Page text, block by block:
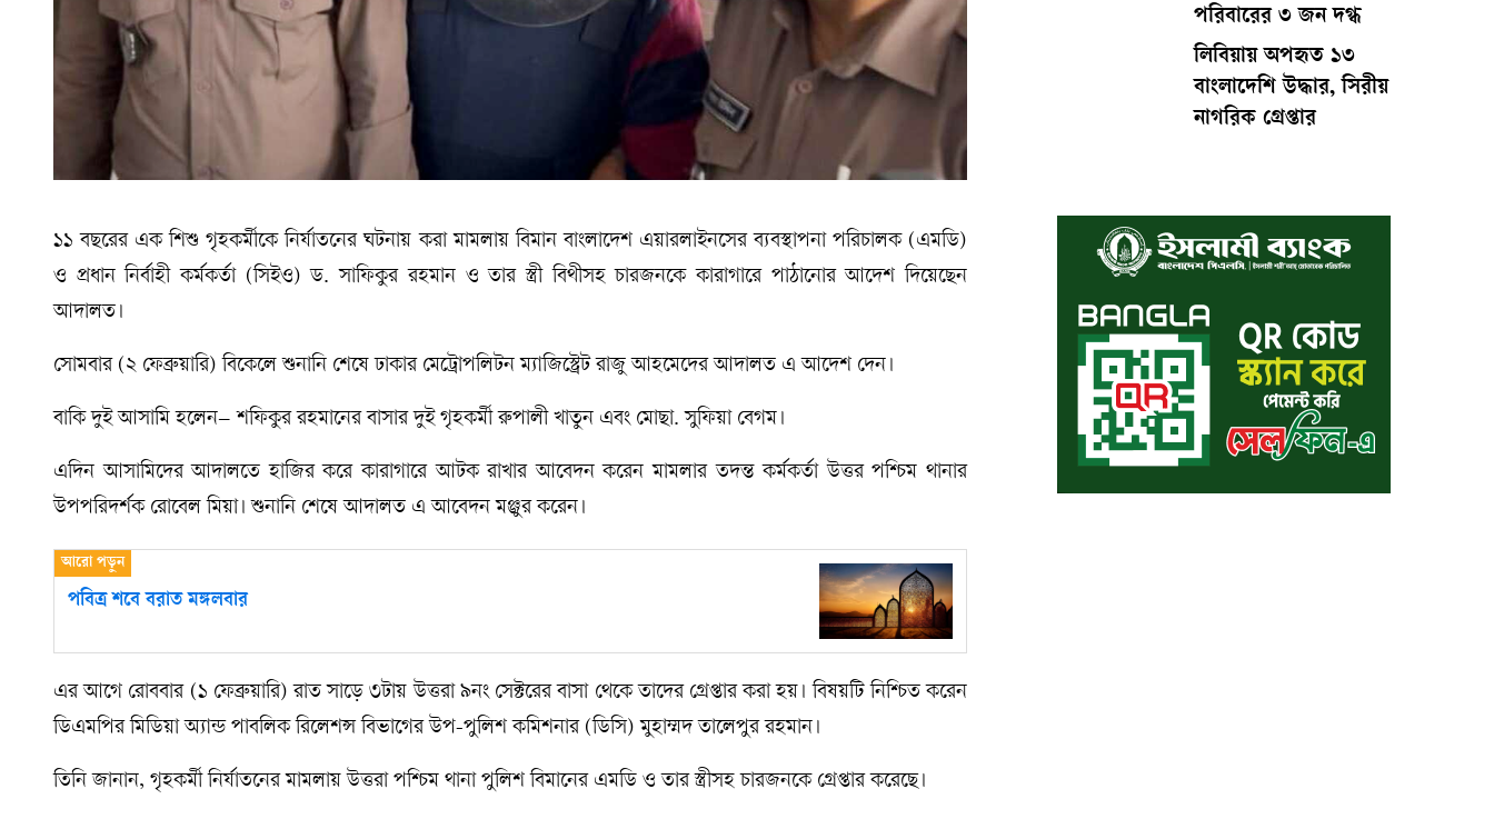
১১ বছরের এক শিশু গৃহকর্মীকে নির্যাতনের ঘটনায় করা মামলায় বিমান বাংলাদেশ এয়ারলাইনসের ব্যবস্থাপনা পরিচালক (এমডি)
ও প্রধান নির্বাহী কর্মকর্তা (সিইও) ড. সাফিকুর রহমান ও তার স্ত্রী বিথীসহ চারজনকে কারাগারে পাঠানোর আদেশ দিয়েছেন
আদালত।
সোমবার (২ ফেব্রুয়ারি) বিকেলে শুনানি শেষে ঢাকার মেট্রোপলিটন ম্যাজিস্ট্রেট রাজু আহমেদের আদালত এ আদেশ দেন।
বাকি দুই আসামি হলেন– শফিকুর রহমানের বাসার দুই গৃহকর্মী রুপালী খাতুন এবং মোছা. সুফিয়া বেগম।
এদিন আসামিদের আদালতে হাজির করে কারাগারে আটক রাখার আবেদন করেন মামলার তদন্ত কর্মকর্তা উত্তর পশ্চিম থানার
উপপরিদর্শক রোবেল মিয়া। শুনানি শেষে আদালত এ আবেদন মঞ্জুর করেন।
পবিত্র শবে বরাত মঙ্গলবার
এর আগে রোববার (১ ফেব্রুয়ারি) রাত সাড়ে ৩টায় উত্তরা ৯নং সেক্টরের বাসা থেকে তাদের গ্রেপ্তার করা হয়। বিষয়টি নিশ্চিত করেন
ডিএমপির মিডিয়া অ্যান্ড পাবলিক রিলেশন্স বিভাগের উপ-পুলিশ কমিশনার (ডিসি) মুহাম্মদ তালেপুর রহমান।
তিনি জানান, গৃহকর্মী নির্যাতনের মামলায় উত্তরা পশ্চিম থানা পুলিশ বিমানের এমডি ও তার স্ত্রীসহ চারজনকে গ্রেপ্তার করেছে।
পরিবারের ৩ জন দগ্ধ
লিবিয়ায় অপহৃত ১৩
বাংলাদেশি উদ্ধার, সিরীয়
নাগরিক গ্রেপ্তার